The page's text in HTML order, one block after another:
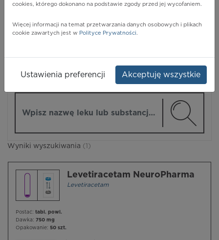
Pharmindex
Wyniki wyszukiwania (1)
Levetiracetam NeuroPharma
Levetiracetam
Postać: tabl. powl.
Dawka: 750 mg
Opakowanie: 50 szt.
cookies, którego dokonano na podstawie zgody przed jej wycofaniem.
Więcej informacji na temat przetwarzania danych osobowych i plikach
cookie zawartych jest w Polityce Prywatności.
Ustawienia preferencji Akceptuję wszystkie